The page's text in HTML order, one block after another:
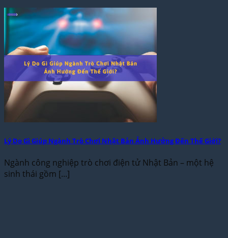
Lý Do Gì Giúp Ngành Trò Chơi Nhật Bản Ảnh Hưởng Đến Thế Giới?
Ngành công nghiệp trò chơi điện tử Nhật Bản – một hệ
sinh thái gồm [...]